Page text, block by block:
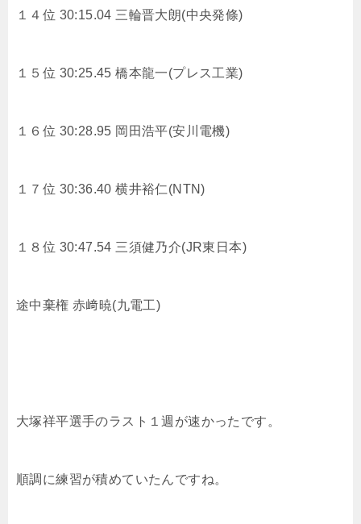
１４位 30:15.04 三輪晋大朗(中央発條)
１５位 30:25.45橋本龍一(プレス工業)
１６位 30:28.95 岡田浩平(安川電機)
１７位 30:36.40横井裕仁(NTN)
１８位 30:47.54 三須健乃介(JR東日本)
途中棄権 赤﨑暁(九電工)
大塚祥平選手のラスト１週が速かったです。
順調に練習が積めていたんですね。